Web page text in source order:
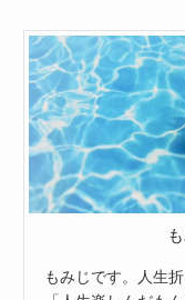
もみじです。人生